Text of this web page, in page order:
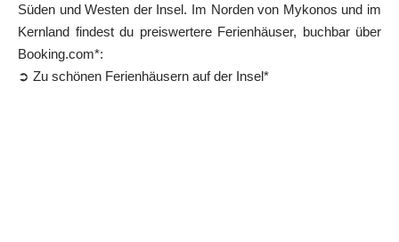
Süden und Westen der Insel. Im Norden von Mykonos und im
Kernland findest du preiswertere Ferienhäuser, buchbar über
Booking.com*:
➲ Zu schönen Ferienhäusern auf der Insel*